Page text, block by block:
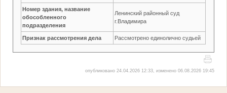
Номер здания, название
обособленного
подразделения
Ленинский районный суд
г.Владимира
Признак рассмотрения дела Рассмотрено единолично судьей
опубликовано 24.04.2026 12:33, изменено 06.08.2026 19:45